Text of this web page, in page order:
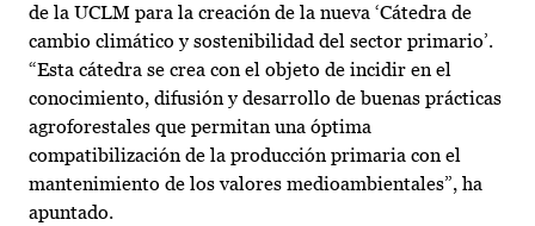
de la UCLM para la creación de la nueva ‘Cátedra de
cambio climático y sostenibilidad del sector primario’.
“Esta cátedra se crea con el objeto de incidir en el
conocimiento, difusión y desarrollo de buenas prácticas
agroforestales que permitan una óptima
compatibilización de la producción primaria con el
mantenimiento de los valores medioambientales”, ha
apuntado.